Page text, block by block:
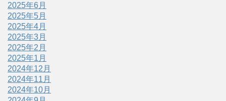
2025年6月
2025年5月
2025年4月
2025年3月
2025年2月
2025年1月
2024年12月
2024年11月
2024年10月